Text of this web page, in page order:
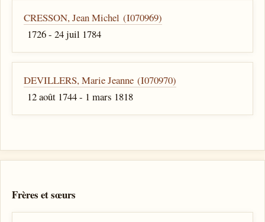
CRESSON, Jean Michel (I070969)
1726 - 24 juil 1784
DEVILLERS, Marie Jeanne (I070970)
12 août 1744 - 1 mars 1818
Frères et sœurs